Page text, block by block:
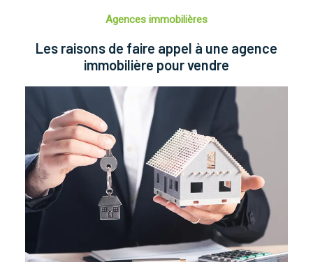
Agences immobilières
Les raisons de faire appel à une agence
immobilière pour vendre